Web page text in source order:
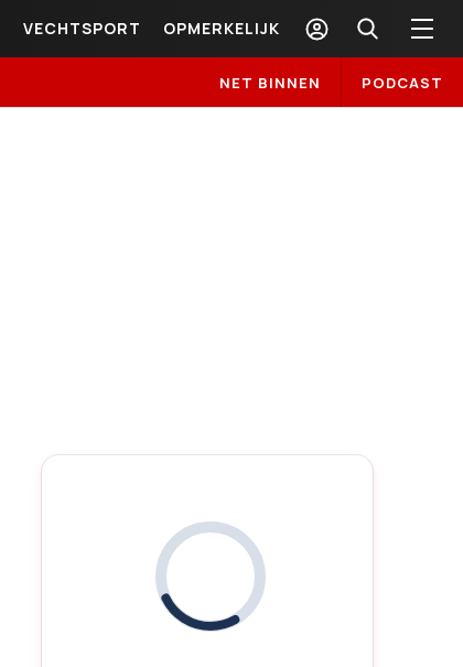
VECHTSPORT OPMERKELIJK
NET BINNEN PODCAST